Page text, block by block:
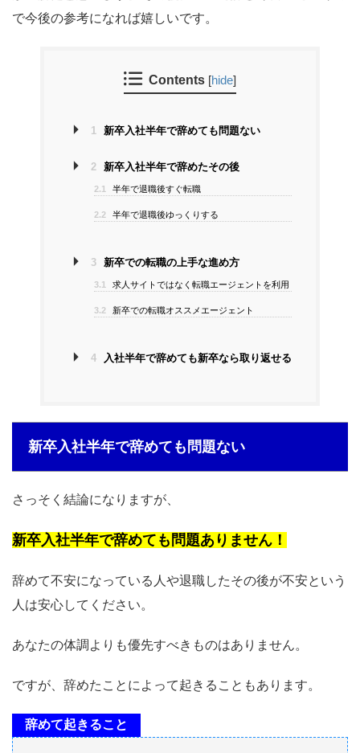
で今後の参考になれば嬉しいです。
Contents [hide]
1 新卒入社半年で辞めても問題ない
2 新卒入社半年で辞めたその後
2.1 半年で退職後すぐ転職
2.2 半年で退職後ゆっくりする
3 新卒での転職の上手な進め方
3.1 求人サイトではなく転職エージェントを利用
3.2 新卒での転職オススメエージェント
4 入社半年で辞めても新卒なら取り返せる
新卒入社半年で辞めても問題ない
さっそく結論になりますが、
新卒入社半年で辞めても問題ありません！
辞めて不安になっている人や退職したその後が不安という
人は安心してください。
あなたの体調よりも優先すべきものはありません。
ですが、辞めたことによって起きることもあります。
辞めて起きること